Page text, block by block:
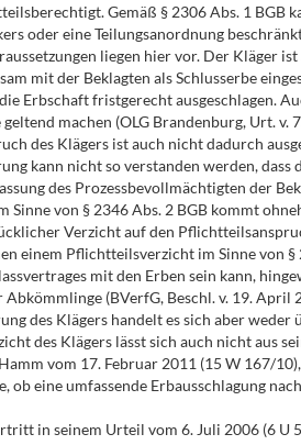
Gemäß § 2306 Abs. 1 BGB
oder eine Teilungsanordnung
liegen hier vor. Der Kläger
mit der Beklagten als Schlusserbe
Erbschaft fristgerecht ausgeschlagen.
machen (OLG Brandenburg, Urt. v.
des Klägers ist auch nicht dadurch
kann nicht so verstanden werden,
des Prozessbevollmächtigten der
Sinne von § 2346 Abs. 2 BGB kommt
Verzicht auf den
einem Pflichtteilsverzicht im Sinne von
mit den Erben sein kann,
(BVerfG, Beschl. v. 19. April
des Klägers handelt es sich aber
des Klägers lässt sich auch nicht aus
vom 17. Februar 2011 (15 W 167/
ob eine umfassende Erbausschlagung
in seinem Urteil vom 6. Juli 2006 (6 U